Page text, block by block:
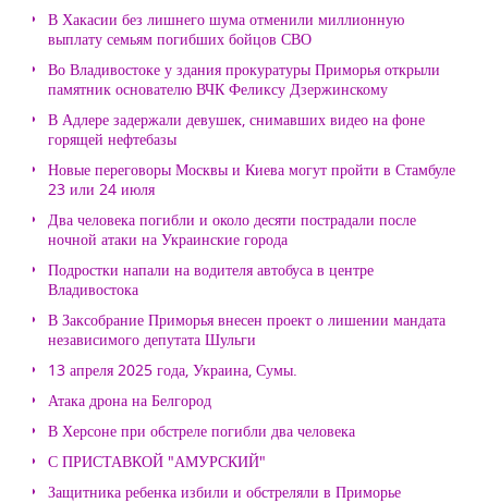
В Хакасии без лишнего шума отменили миллионную
выплату семьям погибших бойцов СВО
Во Владивостоке у здания прокуратуры Приморья открыли
памятник основателю ВЧК Феликсу Дзержинскому
В Адлере задержали девушек, снимавших видео на фоне
горящей нефтебазы
Новые переговоры Москвы и Киева могут пройти в Стамбуле
23 или 24 июля
Два человека погибли и около десяти пострадали после
ночной атаки на Украинские города
Подростки напали на водителя автобуса в центре
Владивостока
В Заксобрание Приморья внесен проект о лишении мандата
независимого депутата Шульги
13 апреля 2025 года, Украина, Сумы.
Атака дрона на Белгород
В Херсоне при обстреле погибли два человека
С ПРИСТАВКОЙ "АМУРСКИЙ"
Защитника ребенка избили и обстреляли в Приморье